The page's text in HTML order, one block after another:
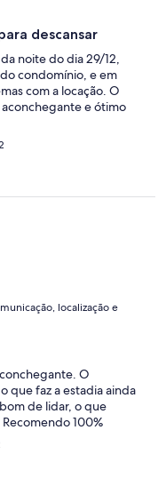
descansar
noite do dia 29/12,
condomínio, e em
com a locação. O
e ótimo
localização e
O
que faz a estadia ainda
de lidar, o que
100%